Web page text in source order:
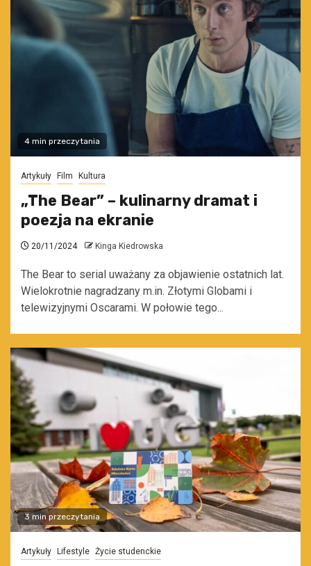
4 min przeczytania
Artykuły Film Kultura
„The Bear” – kulinarny dramat i
poezja na ekranie
20/11/2024 Kinga Kiedrowska
The Bear to serial uważany za objawienie ostatnich lat.
Wielokrotnie nagradzany m.in. Złotymi Globami i
telewizyjnymi Oscarami. W połowie tego...
3 min przeczytania
Artykuły Lifestyle Życie studenckie